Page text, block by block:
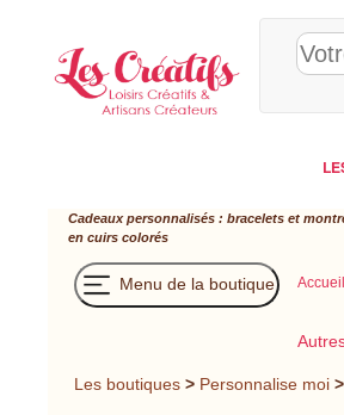
Cadeaux personnalisés : bracelets et
en cuirs colorés
Menu de la boutique Accueil
Les boutiques > Personnalise moi >